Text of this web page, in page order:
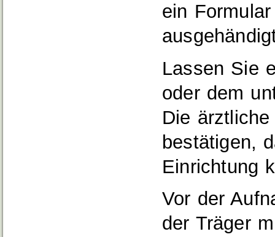
ein
Lassen Sie
oder dem
Die
bestätigen,
Einrichtung
Vor der
der Träger